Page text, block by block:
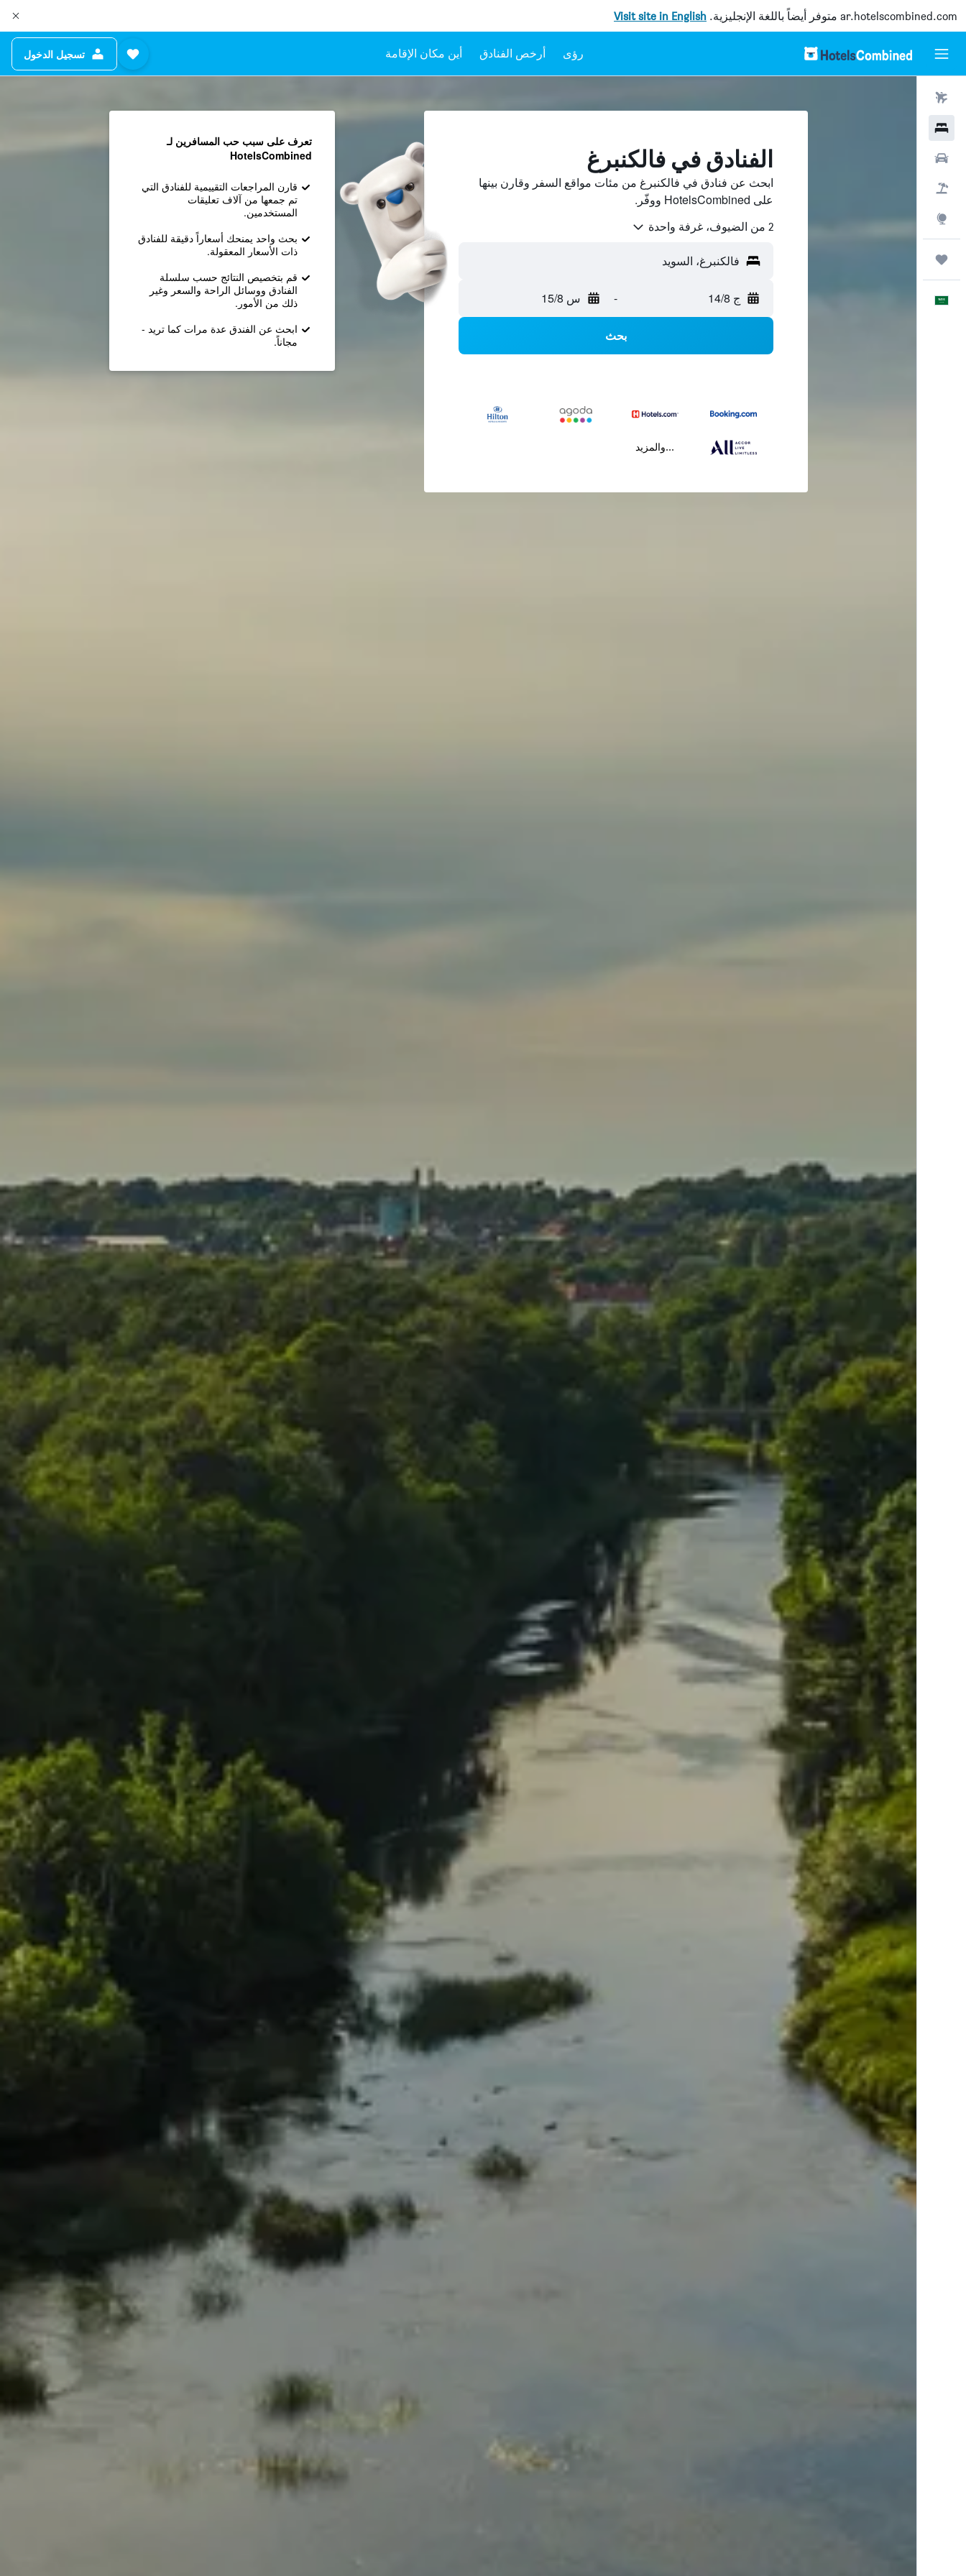
ar.hotelscombined.com متوفر أيضاً باللغة الإنجليزية. Visit site in English
رؤى أرخص الفنادق أين مكان الإقامة تسجيل الدخول
استكشاف
الفنادق في فالكنبرغ
ابحث عن فنادق في فالكنبرغ من مئات مواقع السفر وقارن بينها
على HotelsCombined ووفّر.
2 من الضيوف، غرفة واحدة
فالكنبرغ، السويد
ج 14/8 - س 15/8
بحث
...والمزيد
تعرف على سبب حب المسافرين لـ
HotelsCombined
قارن المراجعات التقييمية للفنادق التي
تم جمعها من آلاف تعليقات
المستخدمين.
بحث واحد يمنحك أسعاراً دقيقة للفنادق
ذات الأسعار المعقولة.
قم بتخصيص النتائج حسب سلسلة
الفنادق ووسائل الراحة والسعر وغير
ذلك من الأمور.
ابحث عن الفندق عدة مرات كما تريد -
مجاناً.